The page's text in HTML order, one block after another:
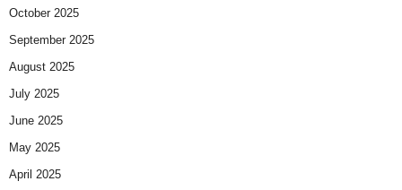
October 2025
September 2025
August 2025
July 2025
June 2025
May 2025
April 2025